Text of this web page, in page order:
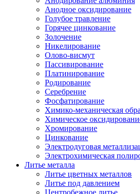
Анодное оксидирование
Голубое травление
Горячее цинкование
Золочение
Никелирование
Олово-висмут
Пассивирование
Платинирование
Родирование
Серебрение
Фосфатирование
Химико-механическая
Химическое
Хромирование
Цинкование
Электродуговая
Электрохимическая
Литье металла
Литье цветных металлов
Литье под давлением
Центробежное литье